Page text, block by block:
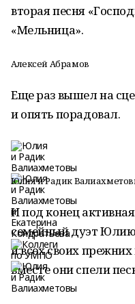
вторая песня
«Мельница».
Алексей Абрамов
Еще раз вышел на
и опять порадовал.
Юлия и Радик
И под конец
семейный дуэт
и всех своих
вместе они спели